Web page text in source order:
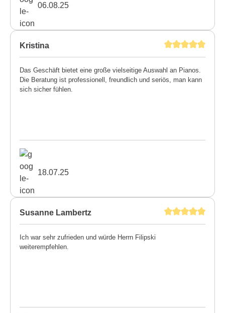
06.08.25
Kristina
Das Geschäft bietet eine große vielseitige Auswahl an Pianos.
Die Beratung ist professionell, freundlich und seriös, man kann
sich sicher fühlen.
18.07.25
Susanne Lambertz
Ich war sehr zufrieden und würde Herrn Filipski
weiterempfehlen.